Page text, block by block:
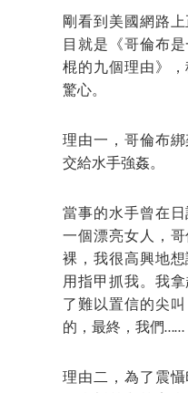
剛看到美國網路
目就是《哥倫布
棍的九個理由》
驚心。
理由一，哥倫布綁
交給水手強姦。
當事的水手曾在
一個漂亮女人，
裸，我很高興地想
用指甲抓我。我
了難以置信的尖
的，最終，我們……
理由二，為了震